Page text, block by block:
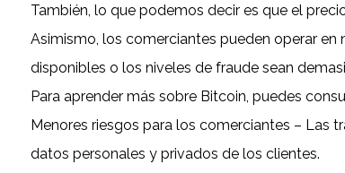
También, lo que podemos decir es que el
Asimismo, los comerciantes pueden operar
disponibles o los niveles de fraude sean
Para aprender más sobre Bitcoin, puedes
Menores riesgos para los comerciantes – Las
datos personales y privados de los clientes.